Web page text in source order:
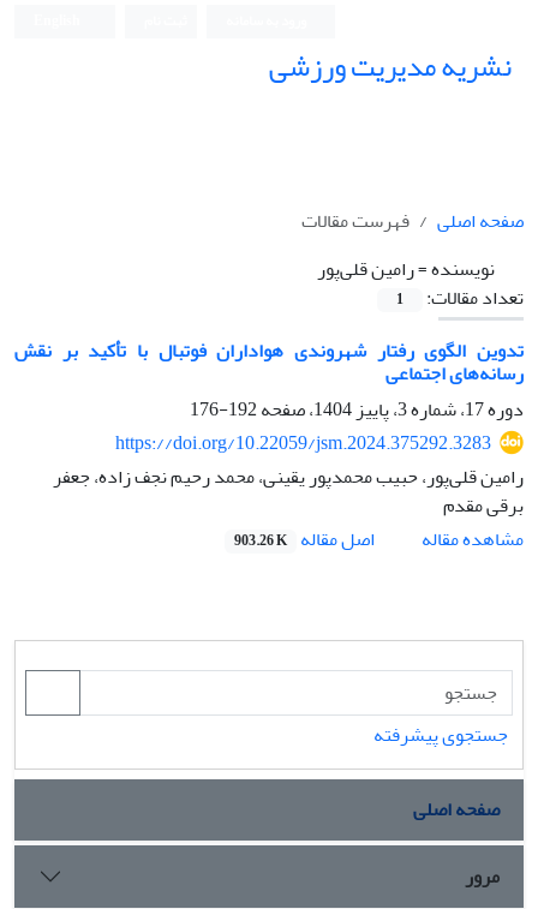
نشریه مدیریت ورزشی
صفحه اصلی
فهرست مقالات
نویسنده =رامین قلی‌پور
تعداد مقالات:
1
تدوین الگوی رفتار شهروندی هواداران فوتبال با تأکید بر نقش
رسانه‌های اجتماعی
دوره 17، شماره 3، پاییز 1404، صفحه
192-176
https://doi.org/10.22059/jsm.2024.375292.3283
رامین قلی‌پور، حبیب محمدپور یقینی، محمد رحیم نجف زاده، جعفر
برقی مقدم
مشاهده مقاله
اصل مقاله 903.26 K
جستجوی پیشرفته
صفحه اصلی
مرور